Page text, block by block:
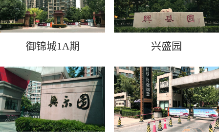
御锦城1A期 兴盛园